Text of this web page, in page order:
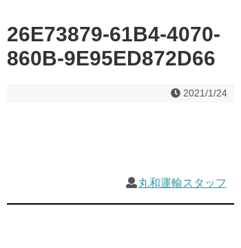
26E73879-61B4-4070-
860B-9E95ED872D66
2021/1/24
丸和運輸スタッフ